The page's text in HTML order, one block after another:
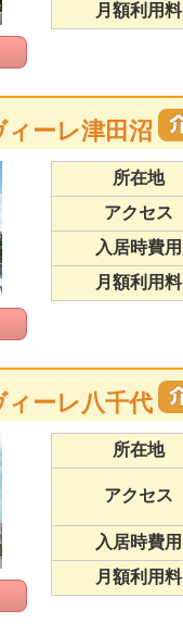
月額利用料
ーレ津田沼
所在地
アクセス
入居時費用
月額利用料
ーレ八千代
所在地
アクセス
入居時費用
月額利用料